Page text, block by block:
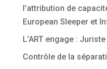
l’attribution de
European Sleeper et
L’ART engage :
Contrôle de la